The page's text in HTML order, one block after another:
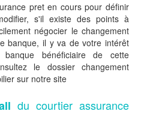
pret en cours pour définir
s'il existe des points à
négocier le changement
banque, il y va de votre intérêt
bénéficiaire de cette
le dossier changement
sur notre site
du courtier assurance